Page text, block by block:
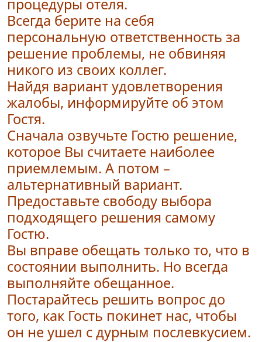
процедуры отеля.
Всегда берите на себя
персональную ответственность за
решение проблемы, не обвиняя
никого из своих коллег.
Найдя вариант удовлетворения
жалобы, информируйте об этом
Гостя.
Сначала озвучьте Гостю решение,
которое Вы считаете наиболее
приемлемым. А потом –
альтернативный вариант.
Предоставьте свободу выбора
подходящего решения самому
Гостю.
Вы вправе обещать только то, что в
состоянии выполнить. Но всегда
выполняйте обещанное.
Постарайтесь решить вопрос до
того, как Гость покинет нас, чтобы
он не ушел с дурным послевкусием.